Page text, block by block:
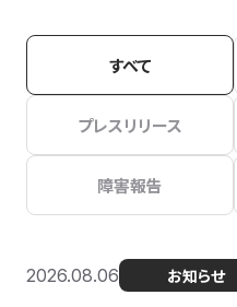
すべて
プレスリリース
障害報告
2026.08.06 お知らせ